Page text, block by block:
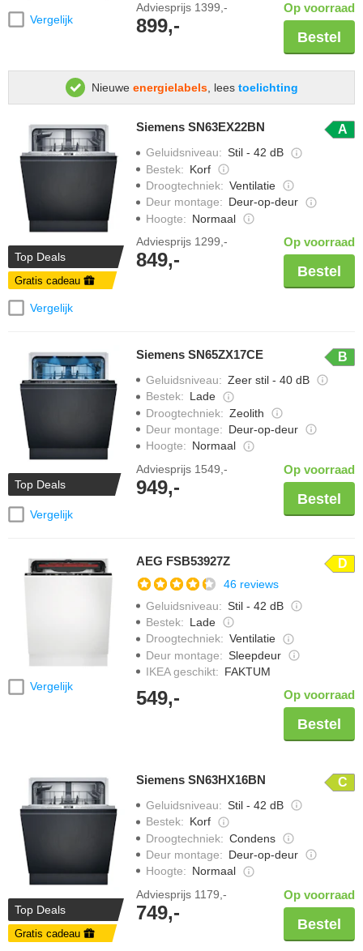
Vergelijk
Adviesprijs 1399,-
899,-
Op voorraad
Bestel
Nieuwe energielabels, lees toelichting
Top Deals
Gratis cadeau
Vergelijk
Siemens SN63EX22BN A
Geluidsniveau: Stil - 42 dB
Bestek: Korf
Droogtechniek: Ventilatie
Deur montage: Deur-op-deur
Hoogte: Normaal
Adviesprijs 1299,-
849,-
Op voorraad
Bestel
Top Deals
Vergelijk
Siemens SN65ZX17CE B
Geluidsniveau: Zeer stil - 40 dB
Bestek: Lade
Droogtechniek: Zeolith
Deur montage: Deur-op-deur
Hoogte: Normaal
Adviesprijs 1549,-
949,-
Op voorraad
Bestel
Vergelijk
AEG FSB53927Z D
46 reviews
Geluidsniveau: Stil - 42 dB
Bestek: Lade
Droogtechniek: Ventilatie
Deur montage: Sleepdeur
IKEA geschikt: FAKTUM
549,- Op voorraad
Bestel
Top Deals
Gratis cadeau
Siemens SN63HX16BN C
Geluidsniveau: Stil - 42 dB
Bestek: Korf
Droogtechniek: Condens
Deur montage: Deur-op-deur
Hoogte: Normaal
Adviesprijs 1179,-
749,-
Op voorraad
Bestel